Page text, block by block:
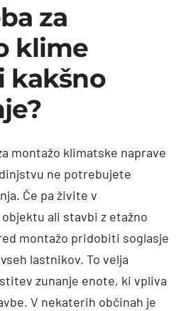
za
klime
kakšno
montažo klimatske naprave
ne potrebujete
Če pa živite v
ali stavbi z etažno
montažo pridobiti soglasje
lastnikov. To velja
zunanje enote, ki vpliva
V nekaterih občinah je